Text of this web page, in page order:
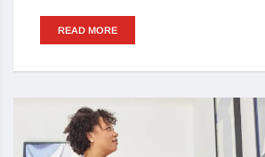
READ MORE